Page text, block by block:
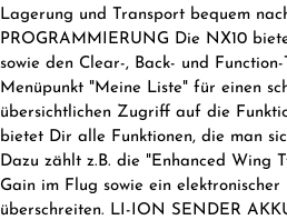
Lagerung und Transport bequem
PROGRAMMIERUNG Die NX10
sowie den Clear-, Back- und
Menüpunkt "Meine Liste" für einen
übersichtlichen Zugriff auf die
bietet Dir alle Funktionen, die man
Dazu zählt z.B. die "Enhanced Wing
Gain im Flug sowie ein
überschreiten. LI-ION SENDER